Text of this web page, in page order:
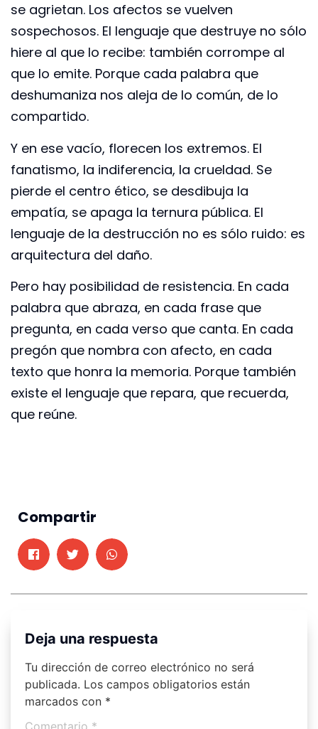
se agrietan. Los afectos se vuelven
sospechosos. El lenguaje que destruye no sólo
hiere al que lo recibe: también corrompe al
que lo emite. Porque cada palabra que
deshumaniza nos aleja de lo común, de lo
compartido.
Y en ese vacío, florecen los extremos. El
fanatismo, la indiferencia, la crueldad. Se
pierde el centro ético, se desdibuja la
empatía, se apaga la ternura pública. El
lenguaje de la destrucción no es sólo ruido: es
arquitectura del daño.
Pero hay posibilidad de resistencia. En cada
palabra que abraza, en cada frase que
pregunta, en cada verso que canta. En cada
pregón que nombra con afecto, en cada
texto que honra la memoria. Porque también
existe el lenguaje que repara, que recuerda,
que reúne.
Compartir
Deja una respuesta
Tu dirección de correo electrónico no será
publicada. Los campos obligatorios están
marcados con *